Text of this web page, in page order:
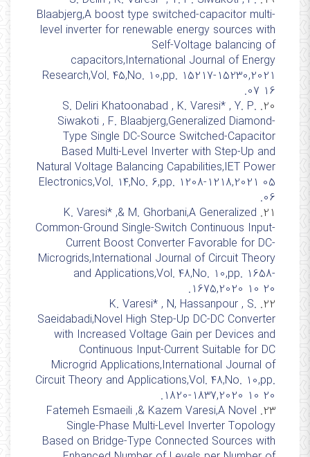
Blaabjerg,A boost type switched‐capacitor multi‐
level inverter for renewable energy sources with
Self‐Voltage balancing of
capacitors,International Journal of Energy
Research,Vol. 45,No. 10,pp. 15217-15230,2021
07 16.
20.
S. Deliri Khatoonabad , K. Varesi* , Y. P.
Siwakoti , F. Blaabjerg,Generalized Diamond-
Type Single DC-Source Switched-Capacitor
Based Multi-Level Inverter with Step-Up and
Natural Voltage Balancing Capabilities,IET Power
Electronics,Vol. 14,No. 6,pp. 1208-1218,2021 05
06.
21.
K. Varesi* ,& M. Ghorbani,A Generalized
Common-Ground Single-Switch Continuous Input-
Current Boost Converter Favorable for DC-
Microgrids,International Journal of Circuit Theory
and Applications,Vol. 48,No. 10,pp. 1658-
1675,2020 10 20.
22.
K. Varesi* , N, Hassanpour , S.
Saeidabadi,Novel High Step-Up DC-DC Converter
with Increased Voltage Gain per Devices and
Continuous Input-Current Suitable for DC
Microgrid Applications,International Journal of
Circuit Theory and Applications,Vol. 48,No. 10,pp.
1820-1837,2020 10 20.
23.
Fatemeh Esmaeili ,& Kazem Varesi,A Novel
Single-Phase Multi-Level Inverter Topology
Based on Bridge-Type Connected Sources with